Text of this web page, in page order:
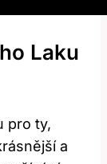
Laku
pro ty,
a